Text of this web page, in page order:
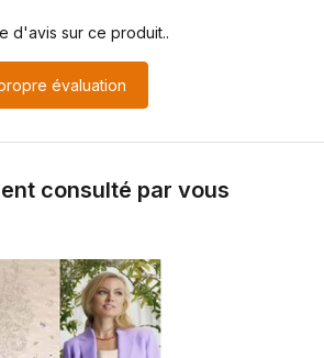
d'avis sur ce produit..
évaluation
consulté par vous